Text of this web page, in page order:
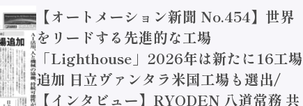
【オートメーション新聞 No.454】世界
をリードする先進的な工場
「Lighthouse」2026年は新たに16工場
追加 日立ヴァンタラ米国工場も選出/
【インタビュー】RYODEN 八道常務 共